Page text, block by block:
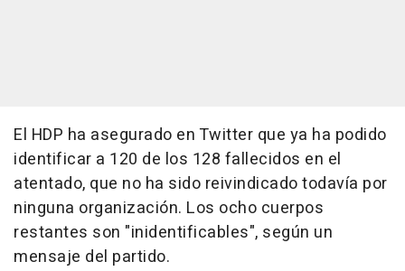
El HDP ha asegurado en Twitter que ya ha podido
identificar a 120 de los 128 fallecidos en el
atentado, que no ha sido reivindicado todavía por
ninguna organización. Los ocho cuerpos
restantes son "inidentificables", según un
mensaje del partido.